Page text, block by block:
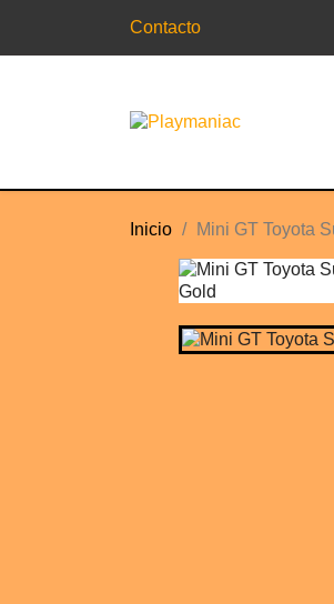
Contacto
Inicio Mini GT Toyota